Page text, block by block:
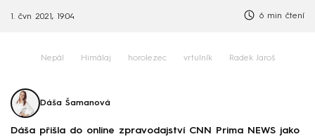
1. čvn 2021, 19:04 6 min čtení
Nepál Himálaj horolezec vrtulník Radek Jaroš
Dáša Šamanová
Dáša přišla do online zpravodajství CNN Prima NEWS jako